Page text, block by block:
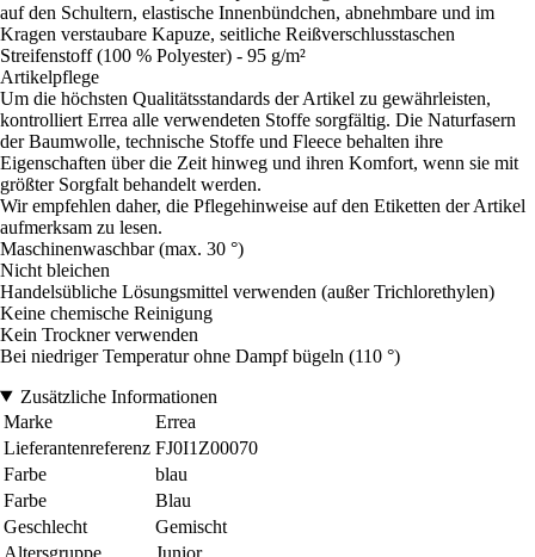
auf den Schultern, elastische Innenbündchen, abnehmbare und im
Kragen verstaubare Kapuze, seitliche Reißverschlusstaschen
Streifenstoff (100 % Polyester) - 95 g/m²
Artikelpflege
Um die höchsten Qualitätsstandards der Artikel zu gewährleisten,
kontrolliert Errea alle verwendeten Stoffe sorgfältig. Die Naturfasern
der Baumwolle, technische Stoffe und Fleece behalten ihre
Eigenschaften über die Zeit hinweg und ihren Komfort, wenn sie mit
größter Sorgfalt behandelt werden.
Wir empfehlen daher, die Pflegehinweise auf den Etiketten der Artikel
aufmerksam zu lesen.
Maschinenwaschbar (max. 30 °)
Nicht bleichen
Handelsübliche Lösungsmittel verwenden (außer Trichlorethylen)
Keine chemische Reinigung
Kein Trockner verwenden
Bei niedriger Temperatur ohne Dampf bügeln (110 °)
Zusätzliche Informationen
Marke
Errea
Lieferantenreferenz FJ0I1Z00070
Farbe
blau
Farbe
Blau
Geschlecht
Gemischt
Altersgruppe
Junior